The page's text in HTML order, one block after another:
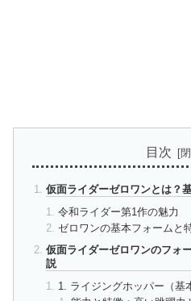
目次
仮面ライダーゼロワンとは？
令和ライダー第1作の魅力
ゼロワンの基本フォームと
仮面ライダーゼロワンのフォ
説
1. ライジングホッパー（基